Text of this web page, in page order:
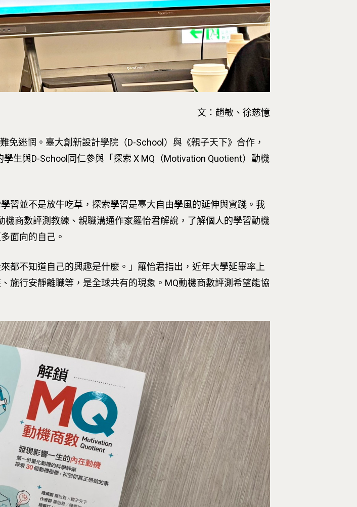
文：趙敏、徐慈憶
迷惘。臺大創新設計學院（D-School）與《親子天下》合作，
生與D-School同仁參與「探索 X MQ（Motivation Quotient）動機
習並不是放牛吃草，探索學習是臺大自由學風的延伸與實踐。我
商數評測教練、親職溝通作家羅怡君解說，了解個人的學習動機
面向的自己。
都不知道自己的興趣是什麼。」羅怡君指出，近年大學延畢率上
施行安靜離職等，是全球共有的現象。MQ動機商數評測希望能協
Tel : +886 2 3366 1869